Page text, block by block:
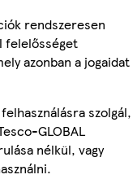
rendszeresen
felelősséget
azonban a jogaidat
szolgál,
GLOBAL
nélkül, vagy